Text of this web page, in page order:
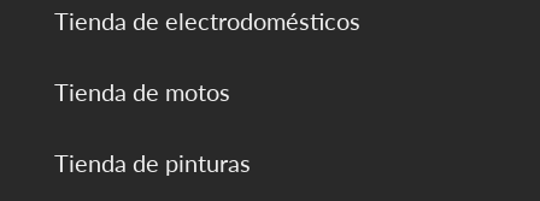
Tienda de electrodomésticos
Tienda de motos
Tienda de pinturas